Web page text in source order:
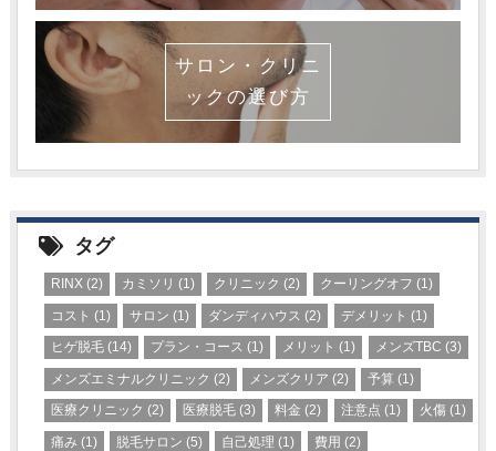
サロン・クリニ
ックの選び方
タグ
RINX (2) カミソリ (1) クリニック (2) クーリングオフ (1)
コスト (1) サロン (1) ダンディハウス (2) デメリット (1)
ヒゲ脱毛 (14) プラン・コース (1) メリット (1) メンズTBC (3)
メンズエミナルクリニック (2) メンズクリア (2) 予算 (1)
医療クリニック (2) 医療脱毛 (3) 料金 (2) 注意点 (1) 火傷(1)
痛み (1) 脱毛サロン (5) 自己処理 (1) 費用 (2)